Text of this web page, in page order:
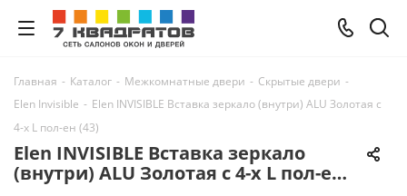
Главная - Каталог - Межкомнатные двери - Скрытые двери -
Elen Invisible - Elen INVISIBLE Вставка зеркало (внутри) ALU Золотая с
4-х L пол-ен (43)
Elen INVISIBLE Вставка зеркало
(внутри) ALU Золотая с 4-х L пол-ен